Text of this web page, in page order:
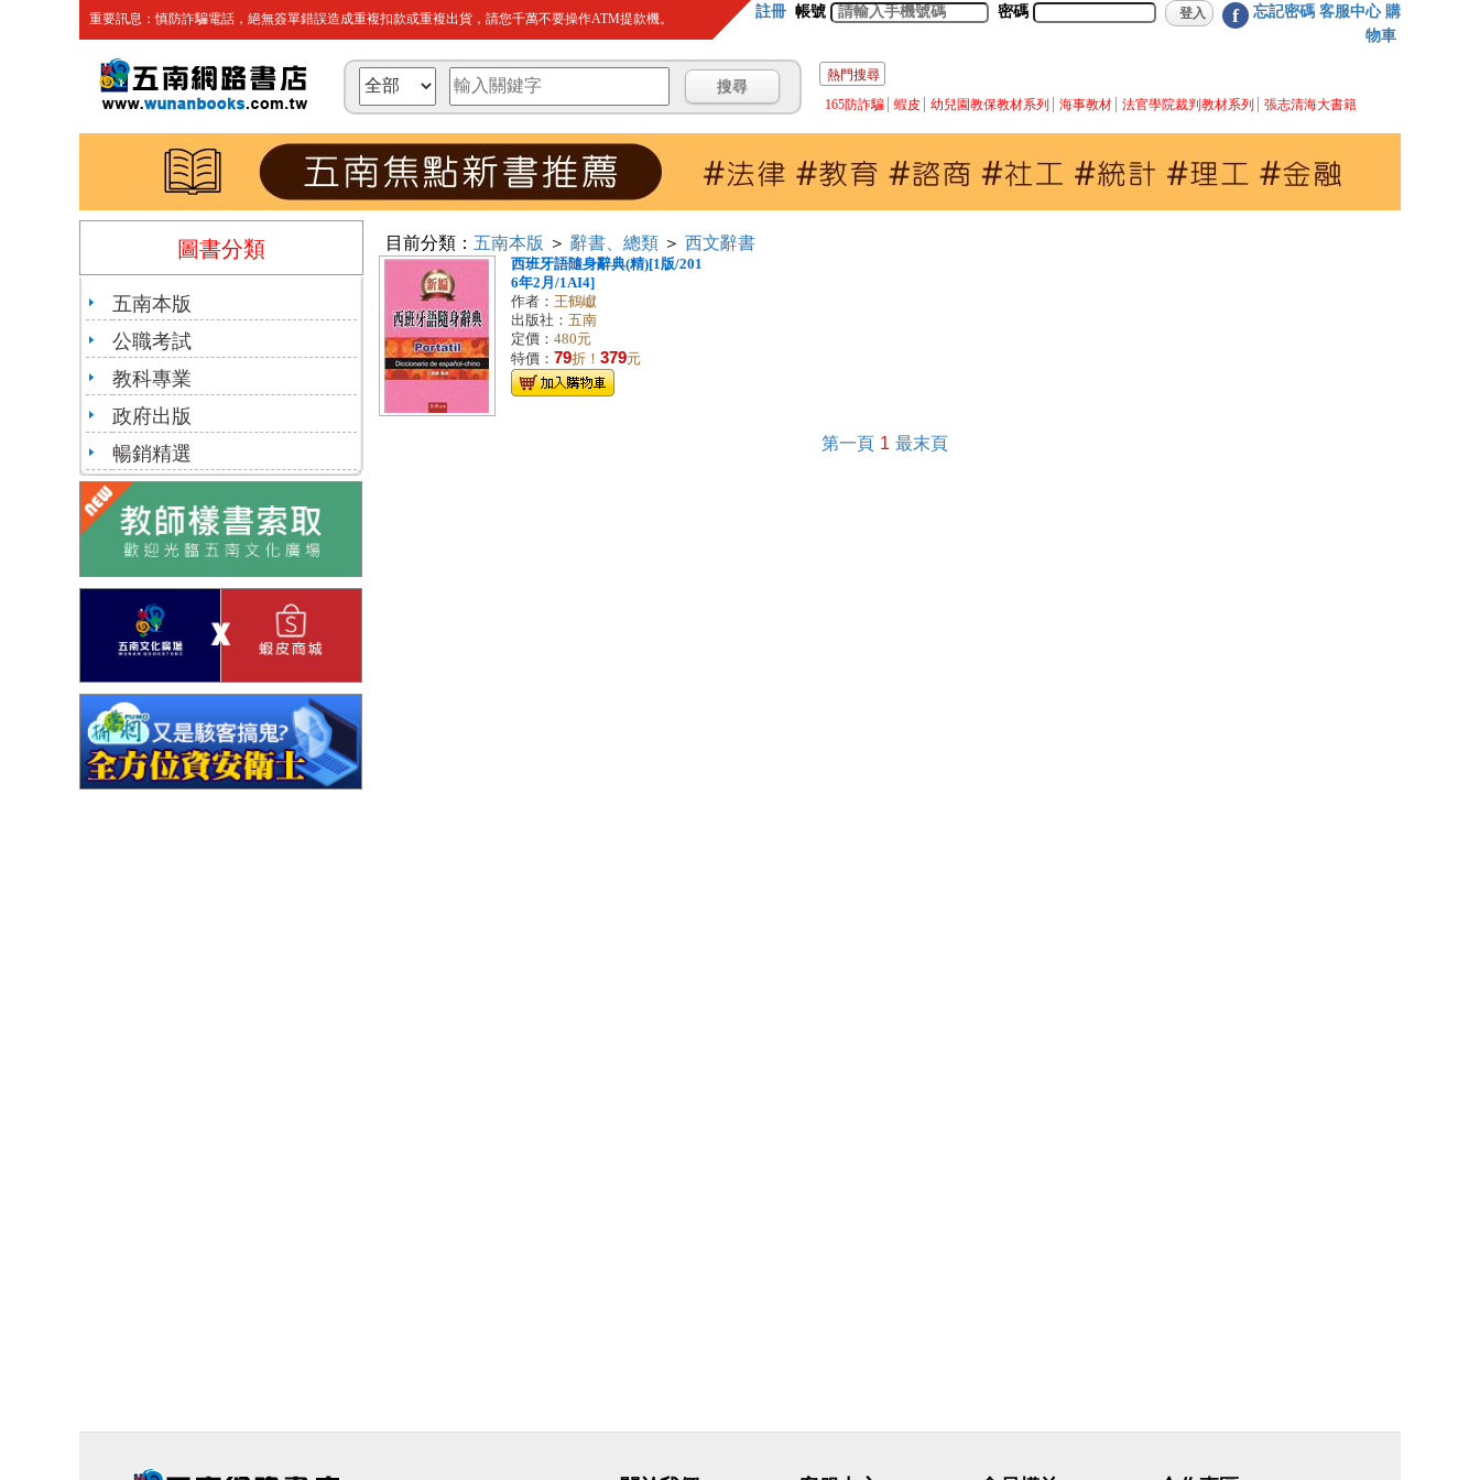
重要訊息：慎防詐騙電話，絕無簽單錯誤造成重複扣款或重複出貨，請您千萬不要操作ATM提款機。 註冊 帳號 密碼 f 忘記密碼 客服中心 購
物車
熱門搜尋
165防詐騙
蝦皮 幼兒園教保教材系列 海事教材 法官學院裁判教材系列 張志清海大書籍
圖書分類
五南本版
公職考試
教科專業
政府出版
暢銷精選
目前分類： 五南本版 ＞ 辭書、總類 ＞ 西文辭書
西班牙語隨身辭典(精)[1版/201
6年2月/1AI4]
作者： 王鶴巘
出版社： 五南
定價： 480元
特價： 79折！ 379元
第一頁 1 最末頁